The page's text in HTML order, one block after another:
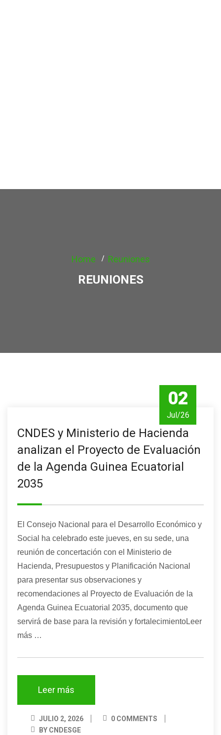
Home Reuniones
REUNIONES
02
Jul/26
CNDES y Ministerio de Hacienda
analizan el Proyecto de Evaluación
de la Agenda Guinea Ecuatorial
2035
El Consejo Nacional para el Desarrollo Económico y
Social ha celebrado este jueves, en su sede, una
reunión de concertación con el Ministerio de
Hacienda, Presupuestos y Planificación Nacional
para presentar sus observaciones y
recomendaciones al Proyecto de Evaluación de la
Agenda Guinea Ecuatorial 2035, documento que
servirá de base para la revisión y fortalecimientoLeer
más …
Leer más
JULIO 2, 2026
0 COMMENTS
BY CNDESGE